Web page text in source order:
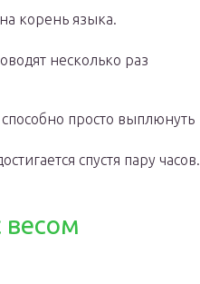
корень языка.
несколько раз
просто выплюнуть
спустя пару часов.
весом